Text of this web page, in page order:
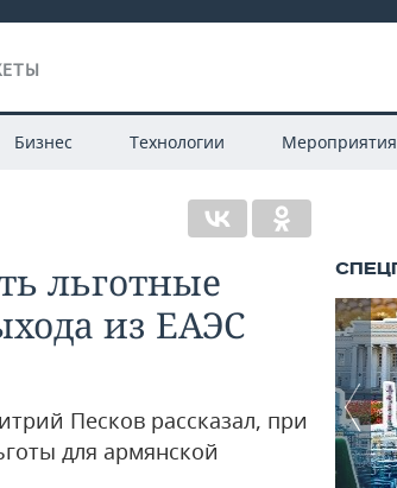
Бизнес Технологии Мероприятия
льготные
из ЕАЭС
Песков рассказал, при
для армянской